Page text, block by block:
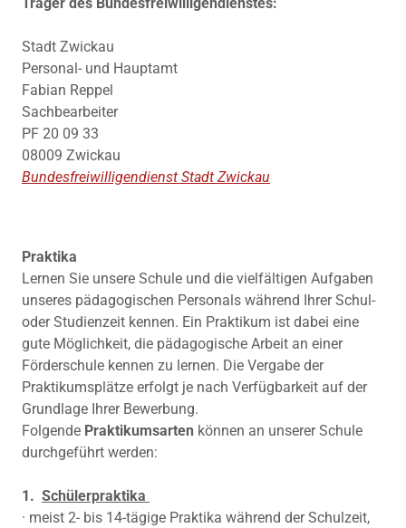
Träger des Bundesfreiwilligendienstes:
Stadt Zwickau
Personal- und Hauptamt
Fabian Reppel
Sachbearbeiter
PF 20 09 33
08009 Zwickau
Bundesfreiwilligendienst Stadt Zwickau
Praktika
Lernen Sie unsere Schule und die vielfältigen Aufgaben
unseres pädagogischen Personals während Ihrer Schul-
oder Studienzeit kennen. Ein Praktikum ist dabei eine
gute Möglichkeit, die pädagogische Arbeit an einer
Förderschule kennen zu lernen. Die Vergabe der
Praktikumsplätze erfolgt je nach Verfügbarkeit auf der
Grundlage Ihrer Bewerbung.
Folgende Praktikumsarten können an unserer Schule
durchgeführt werden:
1. Schülerpraktika
· meist 2- bis 14-tägige Praktika während der Schulzeit,